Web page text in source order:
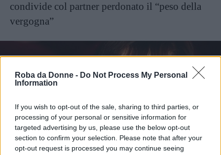
Roba da Donne - Do Not Process My Personal
Information
If you wish to opt-out of the sale, sharing to third parties, or
processing of your personal or sensitive information for
targeted advertising by us, please use the below opt-out
section to confirm your selection. Please note that after your
opt-out request is processed you may continue seeing
condivide col partner perdonato il “peso della
vergogna”
Vi Raccomandiamo...